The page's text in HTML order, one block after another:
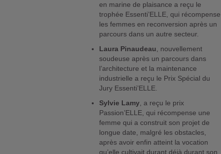
en marine de plaisance a reçu le
trophée Essenti’ELLE, qui récompense
les femmes en reconversion après un
parcours dans un autre secteur.
Laura Pinaudeau , nouvellement
soudeuse après un parcours dans
l’architecture et la maintenance
industrielle a reçu le Prix Spécial du
Jury Essenti’ELLE.
Sylvie Lamy , a reçu le prix
Passion’ELLE, qui récompense une
femme qui a construit son projet de
longue date, malgré les obstacles,
après avoir enfin atteint la vocation
qu’elle cultivait durant déjà durant son